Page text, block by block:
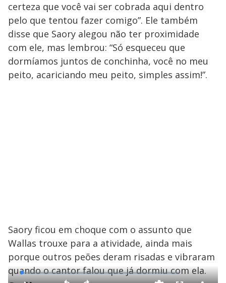
certeza que você vai ser cobrada aqui dentro
pelo que tentou fazer comigo”. Ele também
disse que Saory alegou não ter proximidade
com ele, mas lembrou: “Só esqueceu que
dormíamos juntos de conchinha, você no meu
peito, acariciando meu peito, simples assim!”.
Saory ficou em choque com o assunto que
Wallas trouxe para a atividade, ainda mais
porque outros peões deram risadas e vibraram
quando o cantor falou que já dormiu com ela.
L
o